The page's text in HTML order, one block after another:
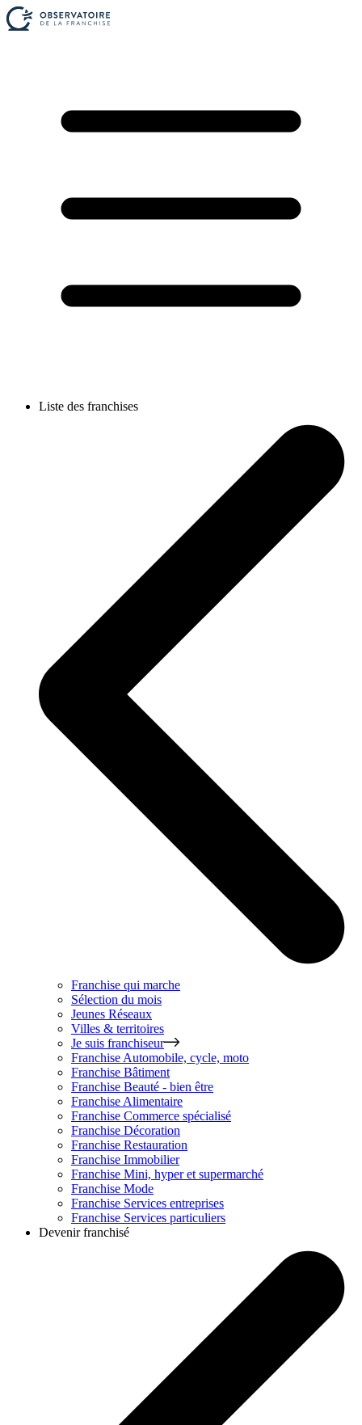
Liste des franchises
Franchise qui marche
Sélection du mois
Jeunes Réseaux
Villes & territoires
Je suis franchiseur
Franchise Automobile, cycle, moto
Franchise Bâtiment
Franchise Beauté - bien être
Franchise Alimentaire
Franchise Commerce spécialisé
Franchise Décoration
Franchise Restauration
Franchise Immobilier
Franchise Mini, hyper et supermarché
Franchise Mode
Franchise Services entreprises
Franchise Services particuliers
Devenir franchisé